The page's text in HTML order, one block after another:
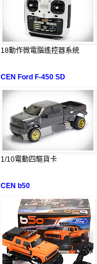
18動作微電腦遙控器系統
CEN Ford F-450 SD
1/10電動四驅貨卡
CEN b50